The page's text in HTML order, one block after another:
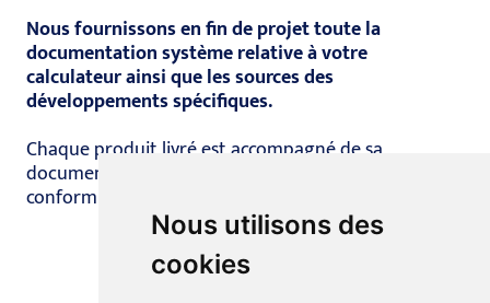
Nous utilisons des
cookies
Nous fournissons en fin de projet toute la
documentation système relative à votre
calculateur ainsi que les sources des
développements spécifiques.
Chaque produit livré est accompagné de sa
documentation de validation (ATR), d'un certificat de
conformité (CoC) et d'un certificat REACH.